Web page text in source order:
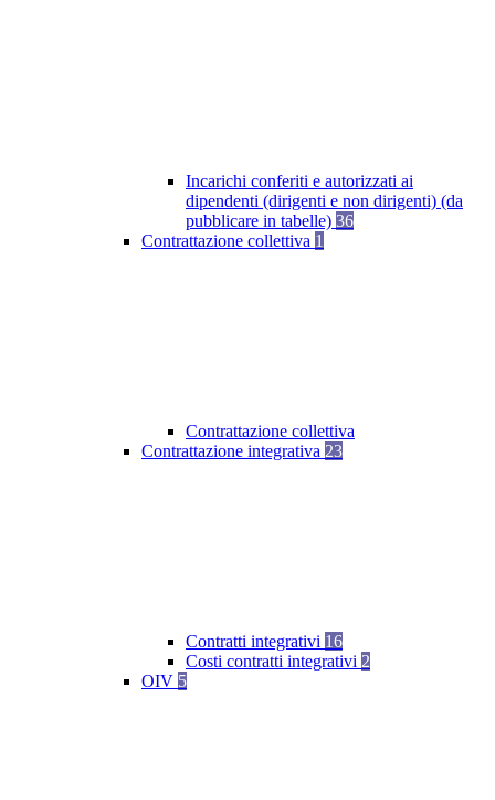
Incarichi conferiti e autorizzati ai
dipendenti (dirigenti e non dirigenti) (da
pubblicare in tabelle) 36
Contrattazione collettiva 1
Contrattazione collettiva
Contrattazione integrativa 23
Contratti integrativi 16
Costi contratti integrativi 2
OIV 5